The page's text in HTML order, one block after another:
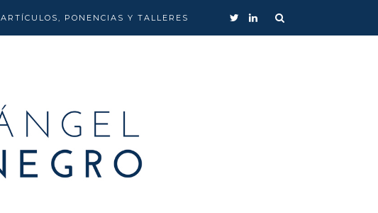
ARTÍCULOS, PONENCIAS Y TALLERES